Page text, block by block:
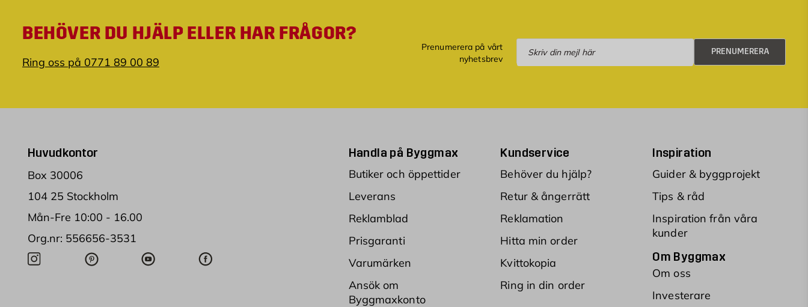
BEHÖVER DU HJÄLP ELLER HAR FRÅGOR?
Ring oss på 0771 89 00 89
Prenumerera på vårt
nyhetsbrev
Prenumerera
PRENUMERERA
Huvudkontor
Box 30006
104 25 Stockholm
Mån-Fre 10:00 - 16.00
Org.nr: 556656-3531
Handla på Byggmax
Butiker och öppettider
Leverans
Reklamblad
Prisgaranti
Varumärken
Ansök om
Byggmaxkonto
Kundservice
Behöver du hjälp?
Retur & ångerrätt
Reklamation
Hitta min order
Kvittokopia
Ring in din order
Inspiration
Guider & byggprojekt
Tips & råd
Inspiration från våra
kunder
Om Byggmax
Om oss
Investerare